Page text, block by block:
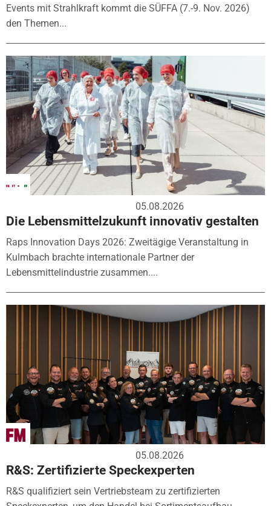
Events mit Strahlkraft kommt die SÜFFA (7.-9. Nov. 2026)
den Themen...
05.08.2026
Die Lebensmittelzukunft innovativ gestalten
Raps Innovation Days 2026: Zweitägige Veranstaltung in
Kulmbach brachte internationale Partner der
Lebensmittelindustrie zusammen....
05.08.2026
R&S: Zertifizierte Speckexperten
R&S qualifiziert sein Vertriebsteam zu zertifizierten